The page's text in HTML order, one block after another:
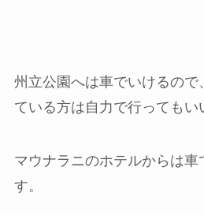
州立公園へは車でいけるので
ている方は自力で行ってもい
マウナラニのホテルからは
す。